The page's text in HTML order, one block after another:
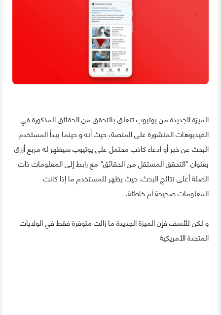
الميزة الجديدة من يوتيوب تتعلق بالتحقق من الحقائق المذكورة في
الفيديوهات المنشورة على المنصة، حيث أنه و حينما يبدأ المستخدم
البحث عن خبر أو ادعاء كاذب محتمل على يوتيوب سيظهر له مربع أزرق
بعنوان "التحقق المستقل من الحقائق" مع رابط إلى المعلومات ذات
الصلة أعلى نتائج البحث. حيث يظهر للمستخدم ما إذا كانت
المعلومات صحيحة أم خاطئة.
و لكن للأسف فإن الميزة الجديدة ما زالت متوفرة فقط في الولايات
المتحدة الأمريكية